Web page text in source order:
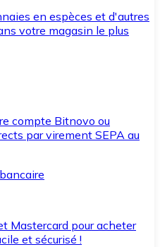
en espèces et d'autres
votre magasin le plus
compte Bitnovo ou
par virement SEPA au
Mastercard pour acheter
et sécurisé !